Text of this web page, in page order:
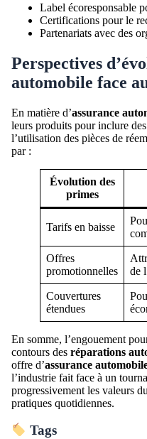
Label écoresponsable
Certifications pour le
Partenariats avec des
Perspectives
automobile face
En matière d’assurance
leurs produits pour inclure
l’utilisation des pièces de
par :
Évolution des
primes
Tarifs en baisse
Offres
promotionnelles
de
Couvertures
étendues
En somme, l’engouement
contours des réparations
offre d’assurance
l’industrie fait face à un
progressivement les valeurs
pratiques quotidiennes.
Tags